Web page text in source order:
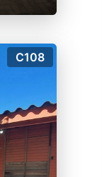
C108